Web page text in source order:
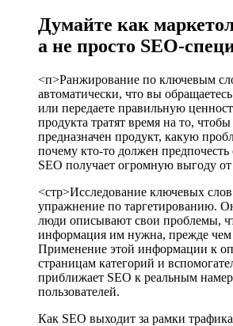
Думайте как
а не просто SEO-
<п>Ранжирование по ключевым
автоматически, что вы
или передаете правильную
продукта тратят время на то,
предназначен продукт, какую
почему кто-то должен предпочесть
SEO получает огромную выгоду от
<стр>Исследование ключевых
упражнение по таргетированию.
люди описывают свои проблемы,
информация им нужна, прежде чем
Применение этой информации к
страницам категорий и
приближает SEO к реальным
пользователей.
Как SEO выходит за рамки